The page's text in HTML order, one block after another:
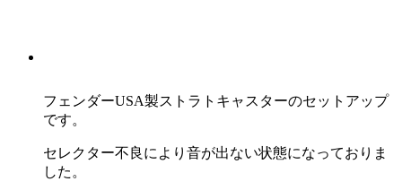
フェンダーUSA製ストラトキャスターのセットアップ
です。
セレクター不良により音が出ない状態になっておりま
した。